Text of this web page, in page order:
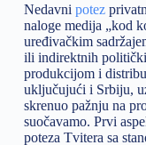
Nedavni potez
naloge medija „kod
uređivačkim
ili indirektnih
produkcijom i
uključujući i Srbiju,
skrenuo pažnju na
suočavamo. Prvi
poteza Tvitera sa